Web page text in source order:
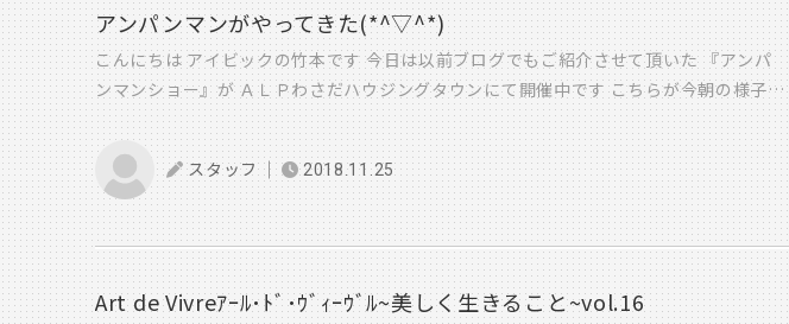
アンパンマンがやってきた(*^▽^*)
こんにちは アイビックの竹本です 今日は以前ブログでもご紹介させて頂いた 『アンパ
ンマンショー』が ＡＬＰわさだハウジングタウンにて開催中です こちらが今朝の様子
そして、ショーが始まる直前 人 人 人 場内から 「アンパンマン」コールが起きると
アンパンマンの登場です 盛り上がる場内(^^♪ そして歌って踊るアンパンマンと仲間た
ち カレーパンマンも バイキンマンもドキンちゃんも アンパンマンの仲間たちに会え
る アンパンマンショーは この後、14：00からも開催されますので ご家族皆さまで遊び
にきてください(^_-)-☆ その後は、是非アイビックホームをご見学されてください お待
ちしております ━Take☆ログ━
スタッフ 2018.11.25
Art de Vivreｱｰﾙ･ﾄﾞ･ｳﾞｨｰｳﾞﾙ~美しく生きること~vol.16